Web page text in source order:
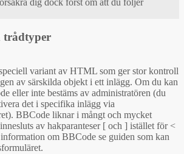
trådtyper
variant av HTML som ger stor kontroll
av särskilda objekt i ett inlägg. Om du kan
eller inte bestäms av administratören (du
det i specifika inlägg via
BBCode liknar i mångt och mycket
av hakparanteser [ och ] istället för <
om BBCode se guiden som kan